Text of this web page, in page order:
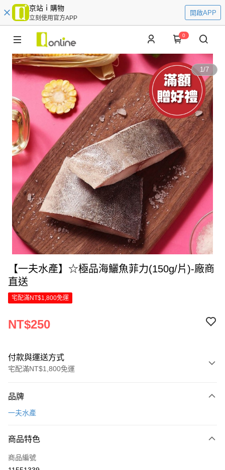
京站ｉ購物
立刻使用官方APP
開啟APP
0
1/7
【一夫水產】☆極品海鱺魚菲力(150g/片)-廠商
直送
宅配滿NT$1,800免運
NT$250
付款與運送方式
宅配滿NT$1,800免運
信用卡一次付款
6 期 0 利率 每期
合作金庫商業銀行
LINE Pay
品牌
一夫水產
商品特色
商品編號